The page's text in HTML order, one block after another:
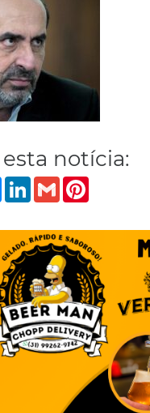
notícia:
Messenger
LinkedIn
Gmail